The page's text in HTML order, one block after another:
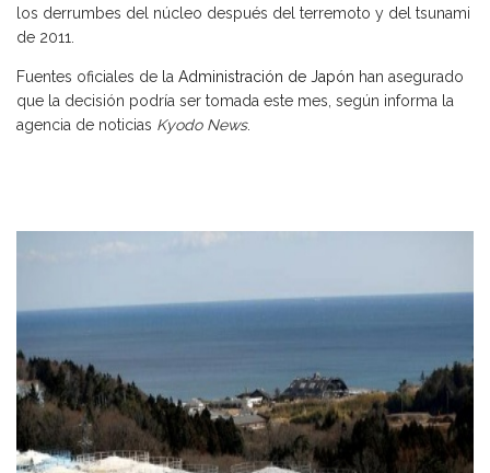
los derrumbes del núcleo después del terremoto y del tsunami
de 2011.
Fuentes oficiales de la Administración de Japón han asegurado
que la decisión podría ser tomada este mes, según informa la
agencia de noticias Kyodo News.